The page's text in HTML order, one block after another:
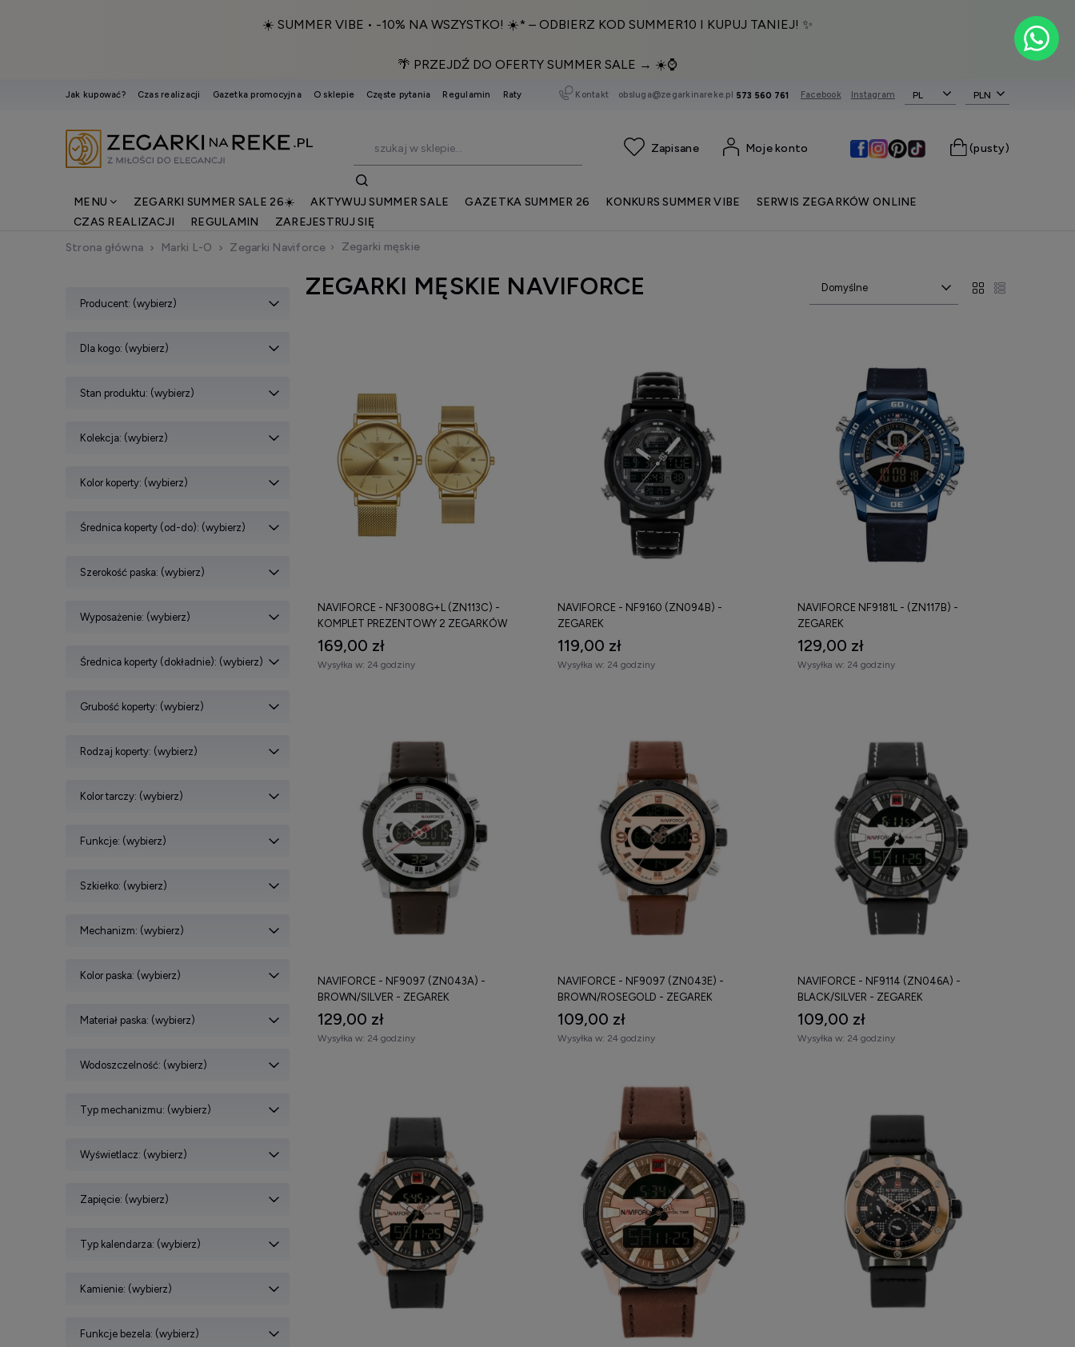
☀️ SUMMER VIBE • -10% NA WSZYSTKO! ☀️* – ODBIERZ KOD SUMMER10 I KUPUJ TANIEJ! ✨
🌴 PRZEJDŹ DO OFERTY SUMMER SALE → ☀️⌚️
Jak kupować? Czas realizacji Gazetka promocyjna O sklepie Częste pytania Regulamin Raty Kontakt obsluga@zegarkinareke.pl 573 560 761 Facebook Instagram PL
(pusty)
Moje konto
MENU ZEGARKI SUMMER SALE 26☀️ AKTYWUJ SUMMER SALE GAZETKA SUMMER 26 KONKURS SUMMER VIBE
SERWIS ZEGARKÓW ONLINE
CZAS REALIZACJI
REGULAMIN
ZAREJESTRUJ SIĘ
Strona główna
Marki L-O Zegarki Naviforce Zegarki męskie
Producent: (wybierz)
Dla kogo: (wybierz)
Stan produktu: (wybierz)
Kolekcja: (wybierz)
Kolor koperty: (wybierz)
Średnica koperty (od-do): (wybierz)
Szerokość paska: (wybierz)
Wyposażenie: (wybierz)
Średnica koperty (dokładnie): (wybierz)
Grubość koperty: (wybierz)
Rodzaj koperty: (wybierz)
Kolor tarczy: (wybierz)
Funkcje: (wybierz)
Szkiełko: (wybierz)
Mechanizm: (wybierz)
Kolor paska: (wybierz)
Materiał paska: (wybierz)
Wodoszczelność: (wybierz)
Typ mechanizmu: (wybierz)
Wyświetlacz: (wybierz)
Zapięcie: (wybierz)
Typ kalendarza: (wybierz)
Kamienie: (wybierz)
Funkcje bezela: (wybierz)
ZEGARKI MĘSKIE NAVIFORCE
NAVIFORCE - NF3008G+L (ZN113C) -
KOMPLET PREZENTOWY 2 ZEGARKÓW
169,00 zł
Wysyłka w: 24 godziny
NAVIFORCE - NF9160 (ZN094B) -
ZEGAREK
119,00 zł
Wysyłka w: 24 godziny
NAVIFORCE NF9181L - (ZN117B) -
ZEGAREK
129,00 zł
Wysyłka w: 24 godziny
NAVIFORCE - NF9097 (ZN043A) -
BROWN/SILVER - ZEGAREK
129,00 zł
Wysyłka w: 24 godziny
NAVIFORCE - NF9097 (ZN043E) -
BROWN/ROSEGOLD - ZEGAREK
109,00 zł
Wysyłka w: 24 godziny
NAVIFORCE - NF9114 (ZN046A) -
BLACK/SILVER - ZEGAREK
109,00 zł
Wysyłka w: 24 godziny